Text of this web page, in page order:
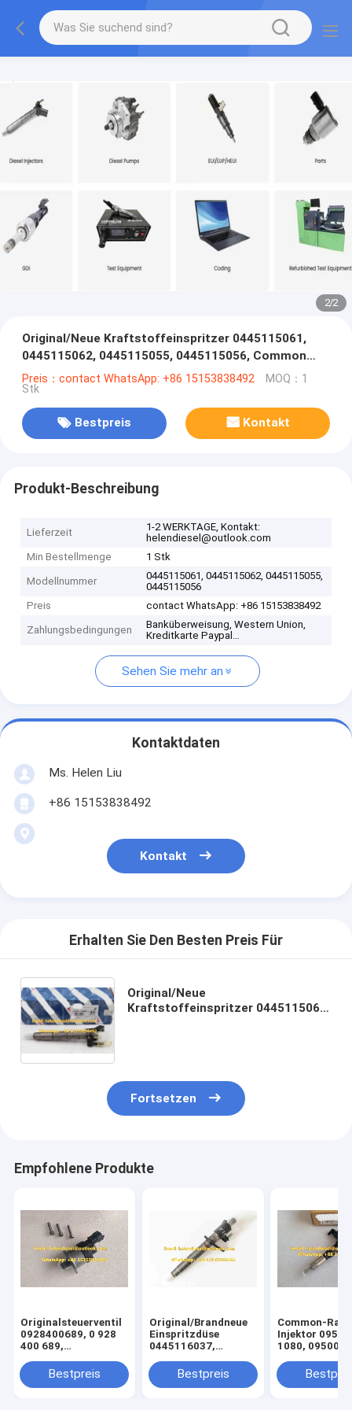
2/2
Original/Neue Kraftstoffeinspritzer 0445115061,
0445115062, 0445115055, 0445115056, Common
Rail Injector 6420701087, A6420701087,
68014079AA, 642 070 15 87
Preis：contact WhatsApp: +86 15153838492 MOQ：1
Stk
Bestpreis Kontakt
Produkt-Beschreibung
Lieferzeit
1-2 WERKTAGE, Kontakt:
helendiesel@outlook.com
Min Bestellmenge
1 Stk
Modellnummer
0445115061, 0445115062, 0445115055,
0445115056
Preis
contact WhatsApp: +86 15153838492
Zahlungsbedingungen
Banküberweisung, Western Union,
Kreditkarte Paypal…
Sehen Sie mehr an
Kontaktdaten
Ms. Helen Liu
+86 15153838492
Kontakt
Erhalten Sie Den Besten Preis Für
Original/Neue
Kraftstoffeinspritzer 0445115061,
Fortsetzen
Empfohlene Produkte
Originalsteuerventil
0928400689, 0 928
400 689,
ZS0
071,T410807,80298147,81.659,G2100-
Bestpreis
Original/Brandneue
Einspritzdüse
0445116037,
0445116069,
0445116074,
Bestpreis
Common-Rail-
Injektor
1080, 095000-
Original- und